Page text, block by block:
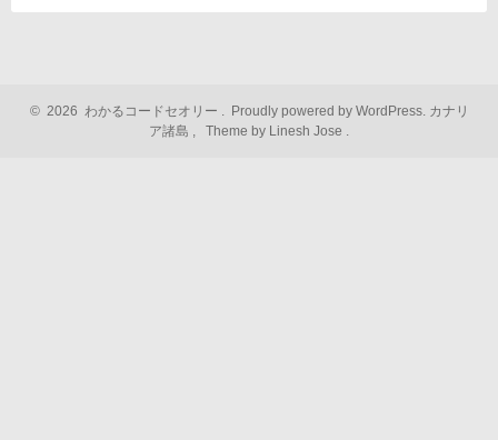
© 2026 わかるコードセオリー . Proudly powered by WordPress. カナリ
ア諸島 , Theme by Linesh Jose .